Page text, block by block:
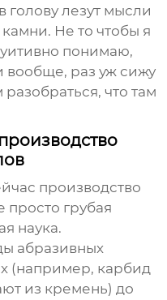
голову лезут мысли
. Не то чтобы я
понимаю,
вообще, раз уж сижу
что там
производство
просто грубая
наука.
абразивных
(например, карбид
из кремень) до